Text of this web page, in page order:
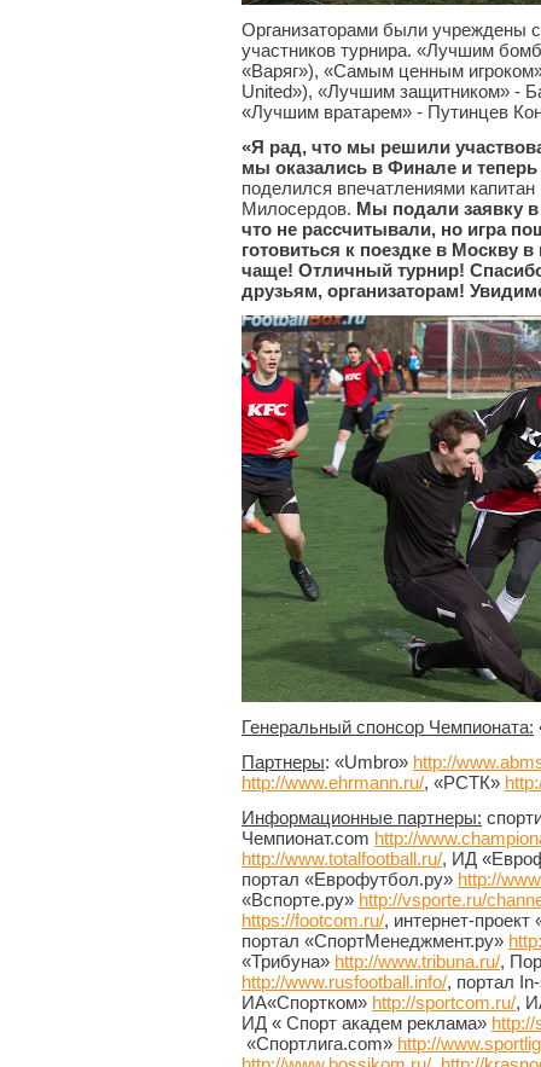
Организаторами были учреждены
участников турнира. «Лучшим
«Варяг»), «Самым ценным
United»), «Лучшим защитником» -
«Лучшим вратарем» - Путинцев
«Я рад, что мы решили
мы оказались в Финале и
поделился впечатлениями
Милосердов. Мы подали заявку
что не рассчитывали, но игра
готовиться к поездке в Москву
чаще! Отличный турнир!
друзьям, организаторам!
Генеральный спонсор Чемпионата:
Партнеры: «Umbro» http://
http://www.ehrmann.ru/, «РСТК»
Информационные партнеры:
Чемпионат.com http://
http://www.totalfootball.ru/, ИД
портал «Еврофутбол.ру» http://
«Вспорте.ру» http://vsporte.ru/
https://footcom.ru/, интернет-
портал «СпортМенеджмент.ру»
«Трибуна» http://www.tribuna.ru/,
http://www.rusfootball.info/, портал
ИА«Спортком» http://sportcom.ru/,
ИД « Спорт академ реклама» http://
«Спортлига.com» http://